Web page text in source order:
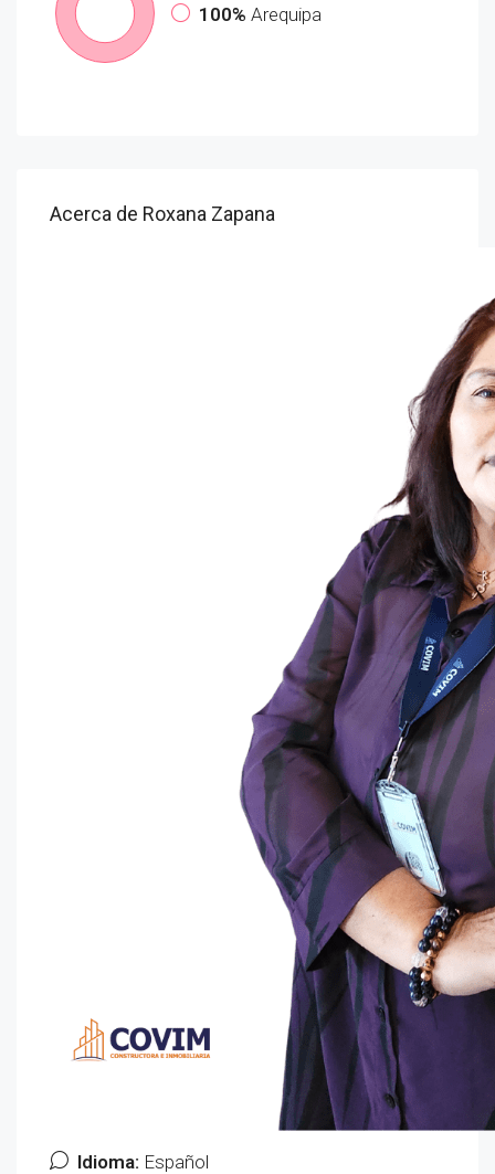
100% Arequipa
Acerca de Roxana Zapana
Idioma: Español